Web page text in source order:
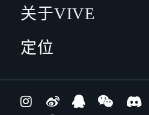
关于VIVE
定位